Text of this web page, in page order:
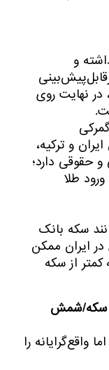
و
در نهایت روی
و ترکیه،
حقوقی دارد؛
طلا
سکه بانک
ایران ممکن
از سکه
و سکه/شمش
واقع‌گرایانه را